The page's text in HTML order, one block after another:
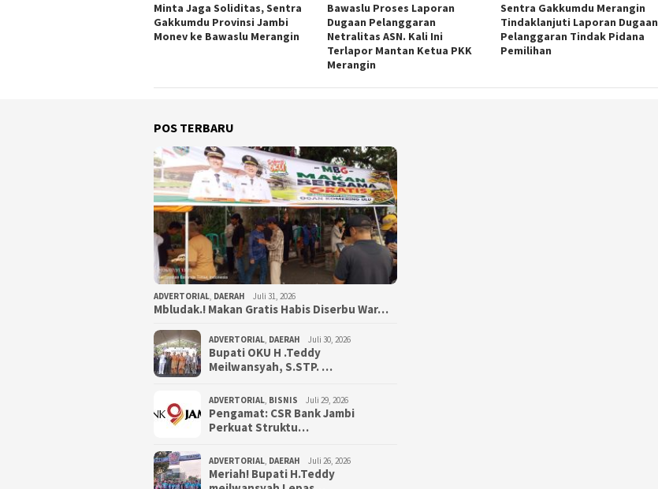
Minta Jaga Soliditas, Sentra
Gakkumdu Provinsi Jambi
Monev ke Bawaslu Merangin
Bawaslu Proses Laporan
Dugaan Pelanggaran
Netralitas ASN. Kali Ini
Terlapor Mantan Ketua PKK
Merangin
Sentra Gakkumdu Merangin
Tindaklanjuti Laporan Dugaan
Pelanggaran Tindak Pidana
Pemilihan
POS TERBARU
ADVERTORIAL, DAERAH Juli 31, 2026
Mbludak.! Makan Gratis Habis Diserbu War…
ADVERTORIAL, DAERAH Juli 30, 2026
Bupati OKU H .Teddy
Meilwansyah, S.STP. …
ADVERTORIAL, BISNIS Juli 29, 2026
Pengamat: CSR Bank Jambi
Perkuat Struktu…
ADVERTORIAL, DAERAH Juli 26, 2026
Meriah! Bupati H.Teddy